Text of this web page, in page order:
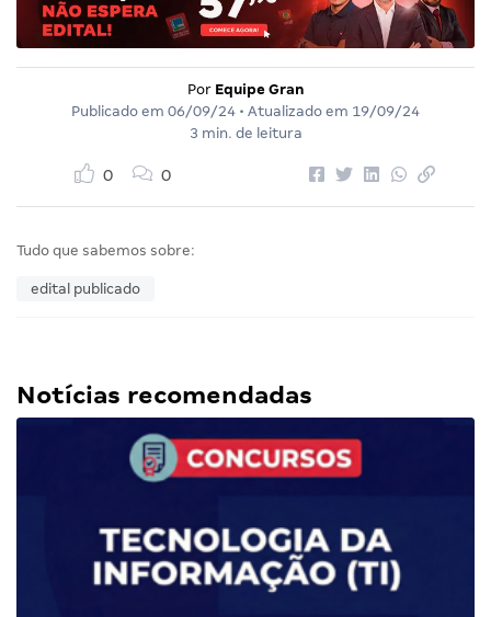
Por Equipe Gran
Publicado em 06/09/24 • Atualizado em 19/09/24
3 min. de leitura
0 0
Tudo que sabemos sobre:
edital publicado
Notícias recomendadas